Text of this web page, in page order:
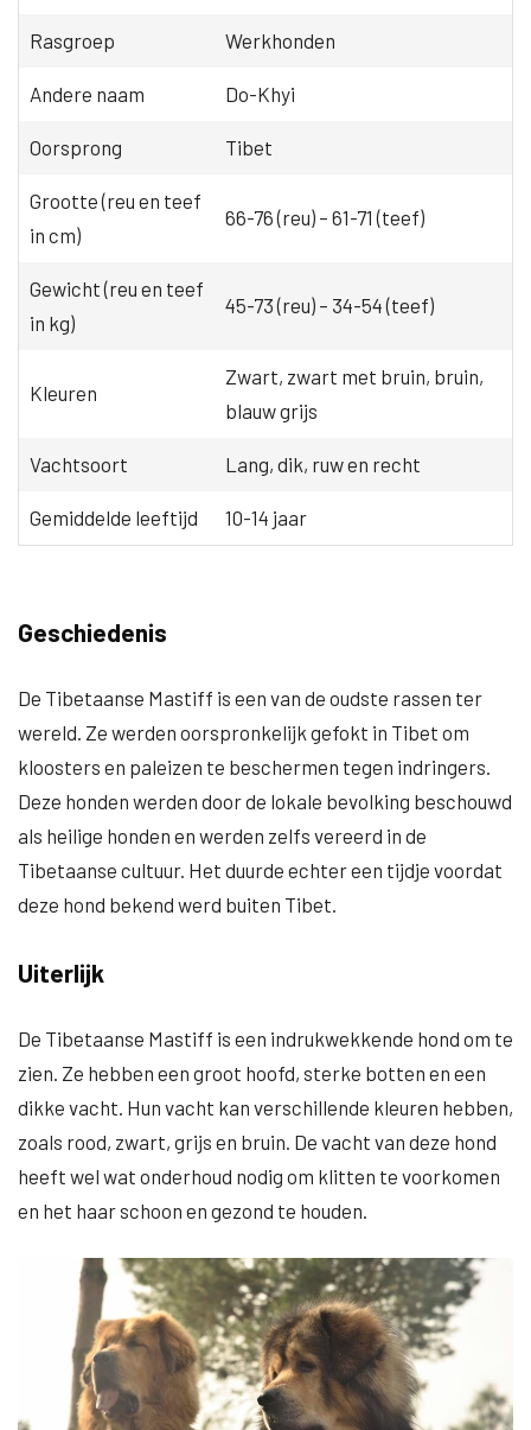
Rasgroep Werkhonden
Andere naam Do-Khyi
Oorsprong Tibet
Grootte (reu en teef
in cm)
66-76 (reu) – 61-71 (teef)
Gewicht (reu en teef
in kg)
45-73 (reu) – 34-54 (teef)
Kleuren
Zwart, zwart met bruin, bruin,
blauw grijs
Vachtsoort Lang, dik, ruw en recht
Gemiddelde leeftijd 10-14 jaar
Geschiedenis
De Tibetaanse Mastiff is een van de oudste rassen ter
wereld. Ze werden oorspronkelijk gefokt in Tibet om
kloosters en paleizen te beschermen tegen indringers.
Deze honden werden door de lokale bevolking beschouwd
als heilige honden en werden zelfs vereerd in de
Tibetaanse cultuur. Het duurde echter een tijdje voordat
deze hond bekend werd buiten Tibet.
Uiterlijk
De Tibetaanse Mastiff is een indrukwekkende hond om te
zien. Ze hebben een groot hoofd, sterke botten en een
dikke vacht. Hun vacht kan verschillende kleuren hebben,
zoals rood, zwart, grijs en bruin. De vacht van deze hond
heeft wel wat onderhoud nodig om klitten te voorkomen
en het haar schoon en gezond te houden.